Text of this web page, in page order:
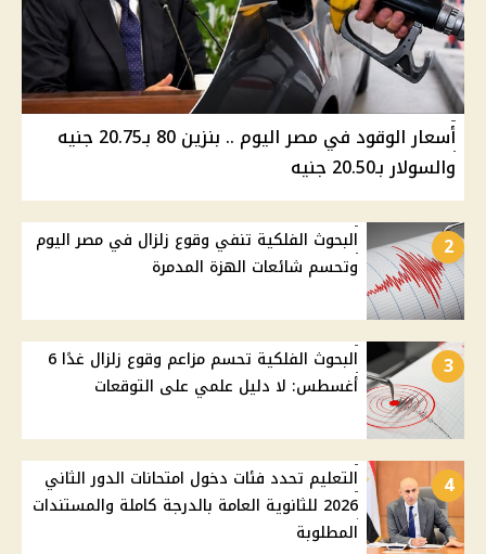
أسعار الوقود في مصر اليوم .. بنزين 80 بـ20.75 جنيه
والسولار بـ20.50 جنيه
2
البحوث الفلكية تنفي وقوع زلزال في مصر اليوم
وتحسم شائعات الهزة المدمرة
3
البحوث الفلكية تحسم مزاعم وقوع زلزال غدًا 6
أغسطس: لا دليل علمي على التوقعات
4
التعليم تحدد فئات دخول امتحانات الدور الثاني
2026 للثانوية العامة بالدرجة كاملة والمستندات
المطلوبة